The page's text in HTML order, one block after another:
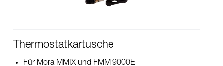
Thermostatkartusche
Für Mora MMIX und FMM 9000E